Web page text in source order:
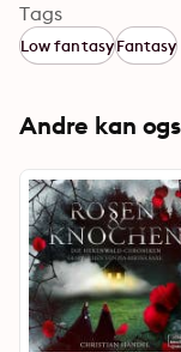
übernatürliche
besondere
Lilys
Tags
Low fantasyFantasy
Andre kan